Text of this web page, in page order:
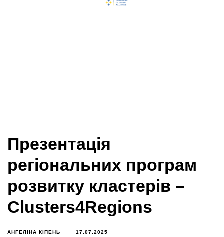
Презентація
регіональних програм
розвитку кластерів –
Clusters4Regions
АНГЕЛІНА КІПЕНЬ 17.07.2025